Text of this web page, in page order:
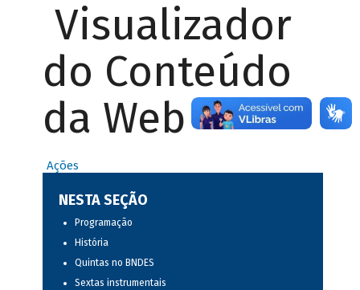
Visualizador
do Conteúdo
da Web
Ações
NESTA SEÇÃO
Programação
História
Quintas no BNDES
Sextas instrumentais